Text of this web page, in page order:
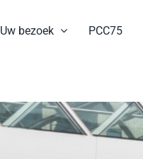
Uw bezoek PCC75